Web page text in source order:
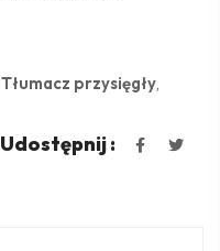
Tłumacz przysięgły,
Udostępnij :